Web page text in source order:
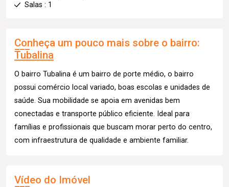
Salas : 1
Conheça um pouco mais sobre o bairro:
Tubalina
O bairro Tubalina é um bairro de porte médio, o bairro
possui comércio local variado, boas escolas e unidades de
saúde. Sua mobilidade se apoia em avenidas bem
conectadas e transporte público eficiente. Ideal para
famílias e profissionais que buscam morar perto do centro,
com infraestrutura de qualidade e ambiente familiar.
Vídeo do Imóvel